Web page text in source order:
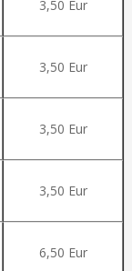
3,50 Eur
3,50 Eur
3,50 Eur
3,50 Eur
6,50 Eur